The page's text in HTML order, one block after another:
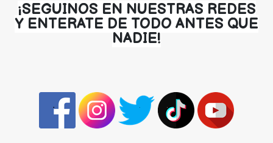
¡SEGUINOS EN NUESTRAS REDES
Y ENTERATE DE TODO ANTES QUE
NADIE!